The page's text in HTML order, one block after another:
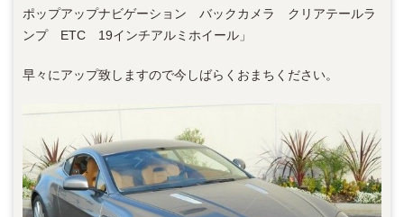
ポップアップナビゲーション バックカメラ クリアテールラ
ンプ ETC 19インチアルミホイール」
早々にアップ致しますので今しばらくおまちください。